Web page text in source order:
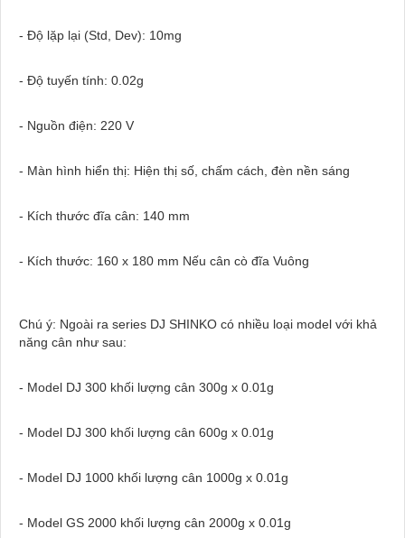
- Độ lặp lại (Std, Dev): 10mg
- Độ tuyến tính: 0.02g
- Nguồn điện: 220 V
- Màn hình hiển thị: Hiện thị số, chấm cách, đèn nền sáng
- Kích thước đĩa cân: 140 mm
- Kích thước: 160 x 180 mm Nếu cân cò đĩa Vuông
Chú ý: Ngoài ra series DJ SHINKO có nhiều loại model với khả
năng cân như sau:
- Model DJ 300 khối lượng cân 300g x 0.01g
- Model DJ 300 khối lượng cân 600g x 0.01g
- Model DJ 1000 khối lượng cân 1000g x 0.01g
- Model GS 2000 khối lượng cân 2000g x 0.01g